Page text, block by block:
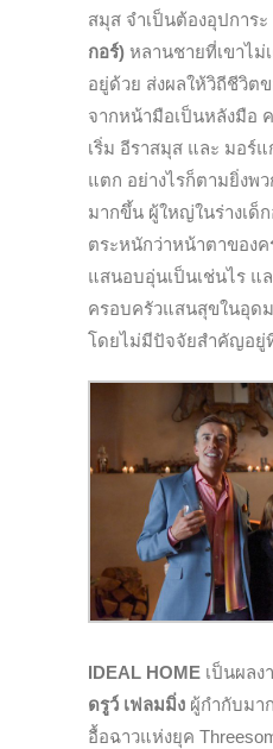
สมุส จำเป็นต้องอุปการะ
กอร์) หลานชายที่เขาไม่
อยู่ด้วย ส่งผลให้วิถีชีวิต
จากหน้ามือเป็นหลังมือ
เริ่ม อีราสมุส และ มอร์
แตก อย่างไรก็ตามยิ่งพว
มากขึ้น ผู้ใหญ่ในร่างเด็
ตระหนักว่าหน้าตาของ
แสนอบอุ่นเป็นเช่นไร แ
ครอบครัวแสนสุขในอุด
โดยไม่มีปัจจัยสำคัญอยู่
IDEAL HOME เป็นผลง
ดรูว์ เฟลมมิ่ง ผู้กำกับมา
อื้อฉาวแห่งยุค